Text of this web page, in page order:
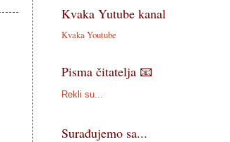
Kvaka Yutube kanal
Kvaka Youtube
Pisma čitatelja 📧
Rekli su...
Surađujemo sa...